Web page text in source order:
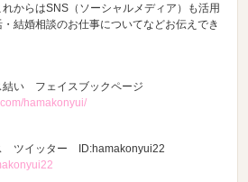
からはSNS（ソーシャルメディア）も活用
結婚相談のお仕事についてなどお伝えでき
い フェイスブックページ
hamakonyui/
ツイッター ID:hamakonyui22